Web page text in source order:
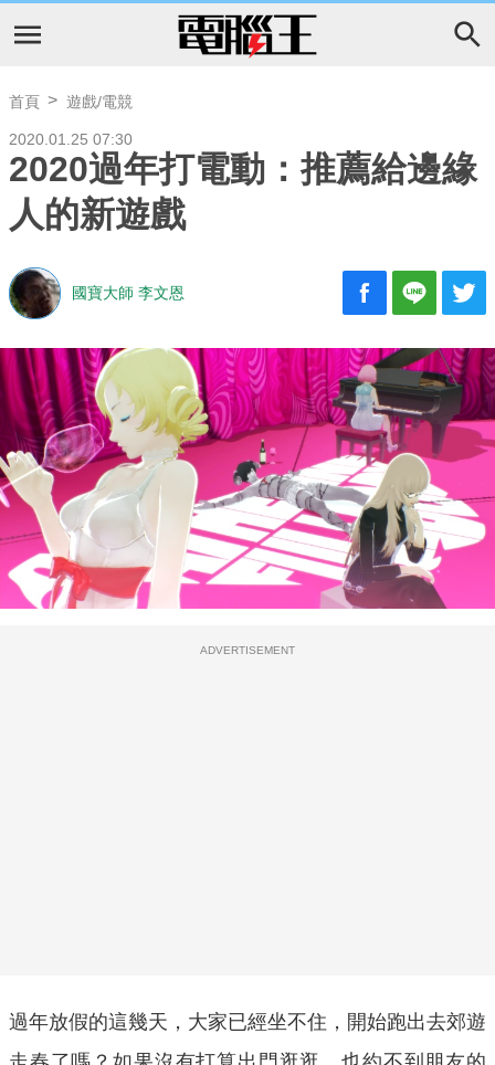
首頁 遊戲/電競
2020.01.25 07:30
2020過年打電動：推薦給邊緣
人的新遊戲
國寶大師 李文恩
ADVERTISEMENT
過年放假的這幾天，大家已經坐不住，開始跑出去郊遊